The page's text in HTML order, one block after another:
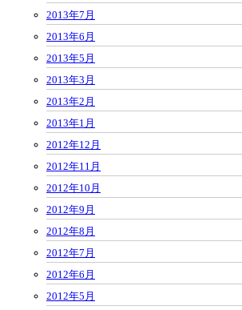
2013年7月
2013年6月
2013年5月
2013年3月
2013年2月
2013年1月
2012年12月
2012年11月
2012年10月
2012年9月
2012年8月
2012年7月
2012年6月
2012年5月